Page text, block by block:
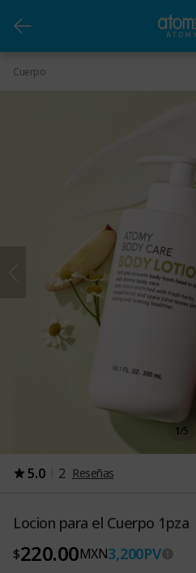
Cuerpo
Locion para el Cuerpo 1pza
1/5
5.0 2 Reseñas
Locion para el Cuerpo 1pza
$220.00MXN3,200PV